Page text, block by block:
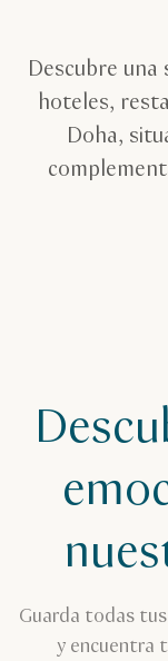
Descubre una
hoteles,
Doha,
Guarda todas
y encuentra